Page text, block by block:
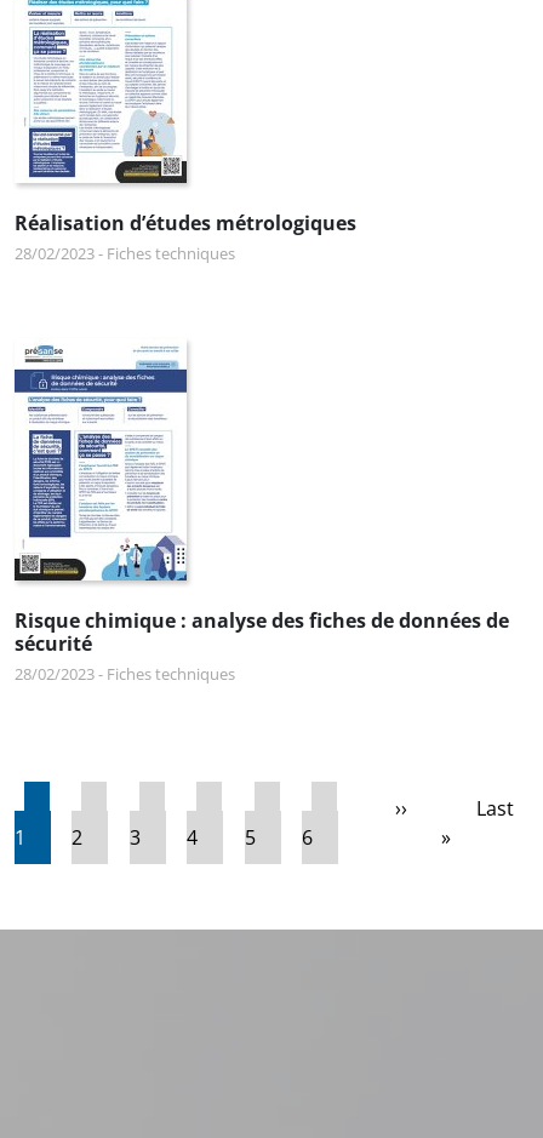
Réalisation d’études métrologiques
28/02/2023- Fiches techniques
Risque chimique : analyse des fiches de données de
sécurité
28/02/2023- Fiches techniques
Page courante
1
Page
2
Page
3
Page
4
Page
5
Page
6
Page suivante
››
Last
»